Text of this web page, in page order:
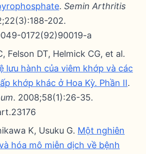
. Semin Arthritis
202.
0172(92)90019-a
Felson DT, Helmick CG, et al.
lưu hành của viêm khớp và các
khớp khác ở Hoa Kỳ. Phần II.
. 2008;58(1):26-35.
K, Usuku G. Một nghiên
hóa mô miễn dịch về bệnh